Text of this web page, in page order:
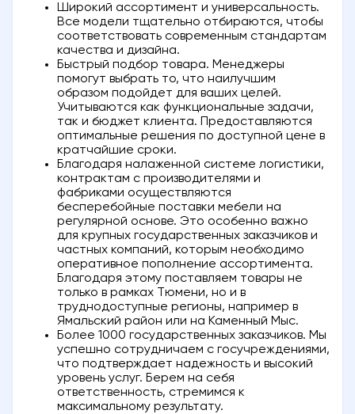
Широкий ассортимент и универсальность.
Все модели тщательно отбираются, чтобы
соответствовать современным стандартам
качества и дизайна.
Быстрый подбор товара. Менеджеры
помогут выбрать то, что наилучшим
образом подойдет для ваших целей.
Учитываются как функциональные задачи,
так и бюджет клиента. Предоставляются
оптимальные решения по доступной цене в
кратчайшие сроки.
Благодаря налаженной системе логистики,
контрактам с производителями и
фабриками осуществляются
бесперебойные поставки мебели на
регулярной основе. Это особенно важно
для крупных государственных заказчиков и
частных компаний, которым необходимо
оперативное пополнение ассортимента.
Благодаря этому поставляем товары не
только в рамках Тюмени, но и в
труднодоступные регионы, например в
Ямальский район или на Каменный Мыс.
Более 1000 государственных заказчиков. Мы
успешно сотрудничаем с госучреждениями,
что подтверждает надежность и высокий
уровень услуг. Берем на себя
ответственность, стремимся к
максимальному результату.